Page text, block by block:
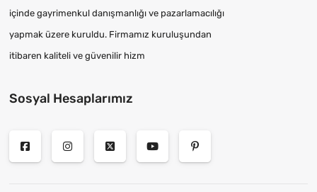
içinde gayrimenkul danışmanlığı ve pazarlamacılığı
yapmak üzere kuruldu. Firmamız kuruluşundan
itibaren kaliteli ve güvenilir hizm
Sosyal Hesaplarımız